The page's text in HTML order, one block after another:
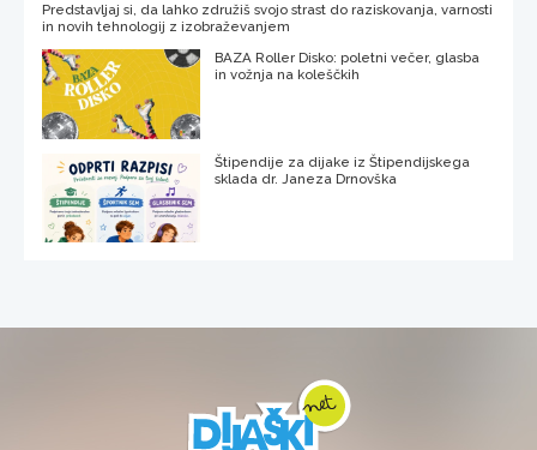
Predstavljaj si, da lahko združiš svojo strast do raziskovanja, varnosti
in novih tehnologij z izobraževanjem
BAZA Roller Disko: poletni večer, glasba
in vožnja na koleščkih
Štipendije za dijake iz Štipendijskega
sklada dr. Janeza Drnovška